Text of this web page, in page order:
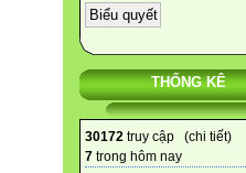
THỐNG KÊ
30172 truy cập (chi tiết)
7 trong hôm nay